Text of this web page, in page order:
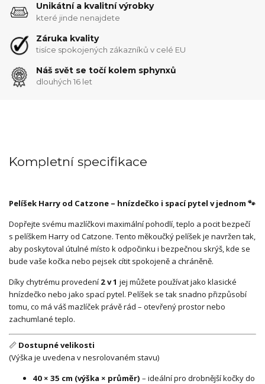
Unikátní a kvalitní výrobky
které jinde nenajdete
Záruka kvality
tisíce spokojených zákazníků v celé EU
Náš svět se točí kolem sphynxů
dlouhých 16 let
Kompletní specifikace
Pelíšek Harry od Catzone – hnízdečko i spací pytel v jednom 🐾
Dopřejte svému mazlíčkovi maximální pohodlí, teplo a pocit bezpečí
s pelíškem Harry od Catzone. Tento měkoučký pelíšek je navržen tak,
aby poskytoval útulné místo k odpočinku i bezpečnou skrýš, kde se
bude vaše kočka nebo pejsek cítit spokojeně a chráněně.
Díky chytrému provedení 2 v 1 jej můžete používat jako klasické
hnízdečko nebo jako spací pytel. Pelíšek se tak snadno přizpůsobí
tomu, co má váš mazlíček právě rád – otevřený prostor nebo
zachumlané teplo.
📏 Dostupné velikosti
(Výška je uvedena v nesrolovaném stavu)
40 × 35 cm (výška × průměr) – ideální pro drobnější kočky do